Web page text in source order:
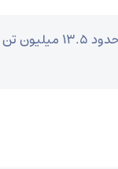
پیش بینی می‌شود تولید گندم کشور در سال ۱۴۰۵ به حدود ۱۳.۵ میلیون تن